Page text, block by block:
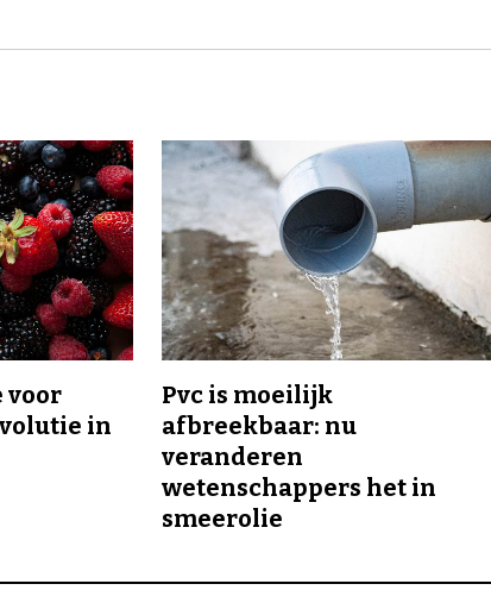
voor
in
Pvc is moeilijk
afbreekbaar: nu
veranderen
wetenschappers het in
smeerolie